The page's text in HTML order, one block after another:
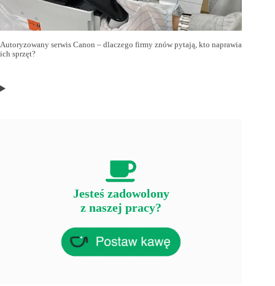
Autoryzowany serwis Canon – dlaczego firmy znów pytają, kto naprawia
ich sprzęt?
Jesteś zadowolony
z naszej pracy?